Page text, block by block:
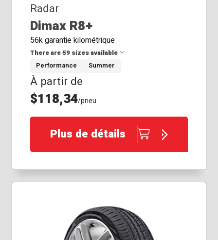
Radar
Dimax R8+
56k garantie kilométrique
There are 59 sizes available
215/40R17
215/40R18
215/55R17
225/35R19
225/40R19
225/45R17
225/45R18
235/45R20
235/50R18
Performance Summer
À partir de
$118,34/pneu
Plus de détails